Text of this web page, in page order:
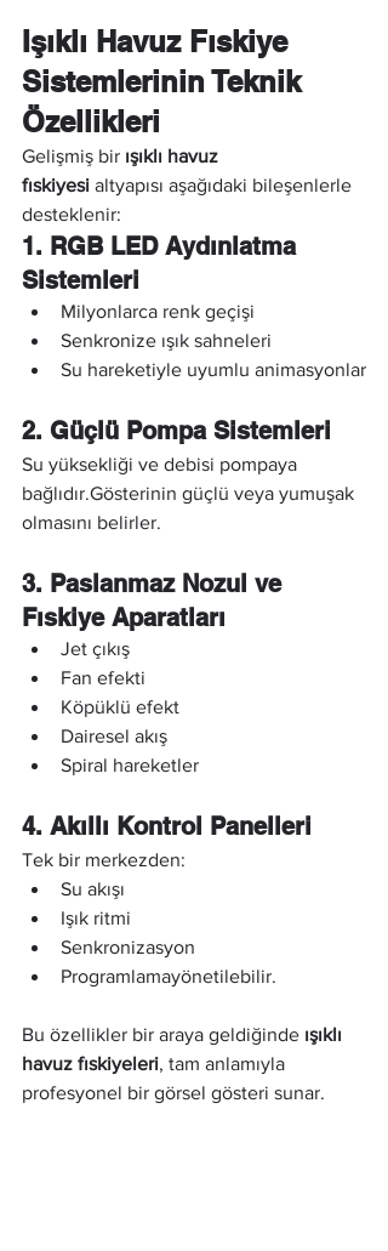
Işıklı Havuz Fıskiye
Sistemlerinin Teknik
Özellikleri
Gelişmiş bir ışıklı havuz
fıskiyesi altyapısı aşağıdaki bileşenlerle
desteklenir:
1. RGB LED Aydınlatma
Sistemleri
Milyonlarca renk geçişi
Senkronize ışık sahneleri
Su hareketiyle uyumlu animasyonlar
2. Güçlü Pompa Sistemleri
Su yüksekliği ve debisi pompaya
bağlıdır.Gösterinin güçlü veya yumuşak
olmasını belirler.
3. Paslanmaz Nozul ve
Fıskiye Aparatları
Jet çıkış
Fan efekti
Köpüklü efekt
Dairesel akış
Spiral hareketler
4. Akıllı Kontrol Panelleri
Tek bir merkezden:
Su akışı
Işık ritmi
Senkronizasyon
Programlamayönetilebilir.
Bu özellikler bir araya geldiğinde ışıklı
havuz fıskiyeleri, tam anlamıyla
profesyonel bir görsel gösteri sunar.